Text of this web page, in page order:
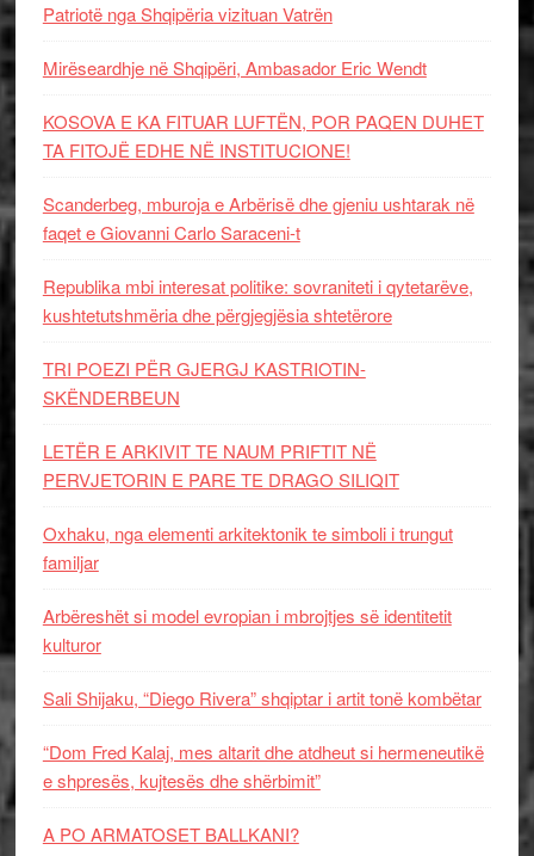
Patriotë nga Shqipëria vizituan Vatrën
Mirëseardhje në Shqipëri, Ambasador Eric Wendt
KOSOVA E KA FITUAR LUFTËN, POR PAQEN DUHET
TA FITOJË EDHE NË INSTITUCIONE!
Scanderbeg, mburoja e Arbërisë dhe gjeniu ushtarak në
faqet e Giovanni Carlo Saraceni-t
Republika mbi interesat politike: sovraniteti i qytetarëve,
kushtetutshmëria dhe përgjegjësia shtetërore
TRI POEZI PËR GJERGJ KASTRIOTIN-
SKËNDERBEUN
LETËR E ARKIVIT TE NAUM PRIFTIT NË
PERVJETORIN E PARE TE DRAGO SILIQIT
Oxhaku, nga elementi arkitektonik te simboli i trungut
familjar
Arbëreshët si model evropian i mbrojtjes së identitetit
kulturor
Sali Shijaku, “Diego Rivera” shqiptar i artit tonë kombëtar
“Dom Fred Kalaj, mes altarit dhe atdheut si hermeneutikë
e shpresës, kujtesës dhe shërbimit”
A PO ARMATOSET BALLKANI?